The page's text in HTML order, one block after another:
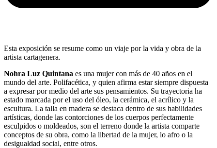
Esta exposición se resume como un viaje por la vida y obra de la
artista cartagenera.
Nohra Luz Quintana es una mujer con más de 40 años en el
mundo del arte. Polifacética, y quien afirma estar siempre dispuesta
a expresar por medio del arte sus pensamientos. Su trayectoria ha
estado marcada por el uso del óleo, la cerámica, el acrílico y la
escultura. La talla en madera se destaca dentro de sus habilidades
artísticas, donde las contorciones de los cuerpos perfectamente
esculpidos o moldeados, son el terreno donde la artista comparte
conceptos de su obra, como la libertad de la mujer, lo afro o la
desigualdad social, entre otros.